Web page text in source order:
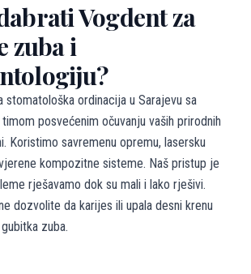
Vogdent za
zuba i
stomatološka ordinacija u Sarajevu sa
posvećenim očuvanju vaših prirodnih
Koristimo savremenu opremu, lasersku
kompozitne sisteme. Naš pristup je
rješavamo dok su mali i lako rješivi.
dozvolite da karijes ili upala desni krenu
zuba.